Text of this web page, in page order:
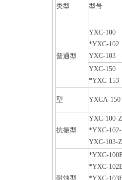
类型 型号
普通型
YXC-100
*YXC-102
YXC-103
YXC-150
*YXC-153
型 YXCA-150
抗振型
YXC-100-
*YXC-
YXC-103-
耐蚀型
*YXC-
*YXC-
*YXC-